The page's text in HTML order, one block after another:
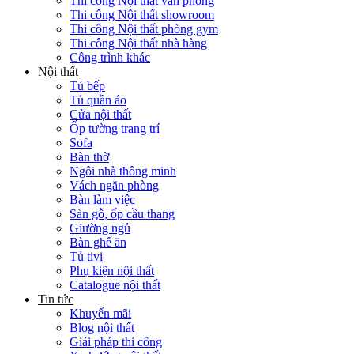
Thi công Nội thất showroom
Thi công Nội thất phòng gym
Thi công Nội thất nhà hàng
Công trình khác
Nội thất
Tủ bếp
Tủ quần áo
Cửa nội thất
Ốp tường trang trí
Sofa
Bàn thờ
Ngôi nhà thông minh
Vách ngăn phòng
Bàn làm việc
Sàn gỗ, ốp cầu thang
Giường ngủ
Bàn ghế ăn
Tủ tivi
Phụ kiện nội thất
Catalogue nội thất
Tin tức
Khuyến mãi
Blog nội thất
Giải pháp thi công